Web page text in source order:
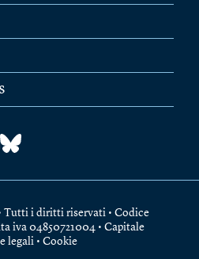
Tutti i diritti riservati • Codice
iva 04850721004 • Capitale
legali • Cookie